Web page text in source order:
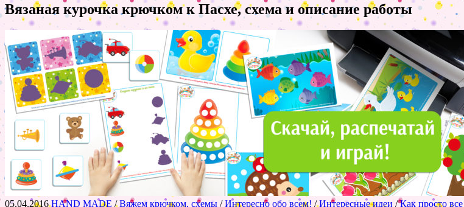
Вязаная курочка крючком к Пасхе, схема и описание работы
05.04.2016HAND MADE /Вяжем крючком, схемы /Интересно обо всем! /Интересные идеи /Как просто все